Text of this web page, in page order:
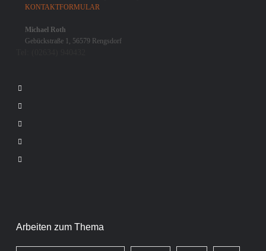
KONTAKTFORMULAR
Michael Roth
Gebückstraße 1, 56579 Rengsdorf
Arbeiten zum Thema